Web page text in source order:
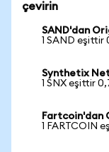
çevirin
SAND'dan
1 SAND eşittir
Synthetix
1 SNX eşittir
Fartcoin'dan
1 FARTCOIN